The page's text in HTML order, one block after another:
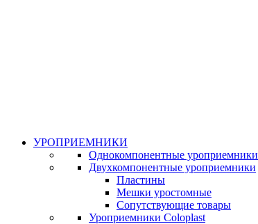
УРОПРИЕМНИКИ
Однокомпонентные уроприемники
Двухкомпонентные уроприемники
Пластины
Мешки уростомные
Сопутствующие товары
Уроприемники Coloplast